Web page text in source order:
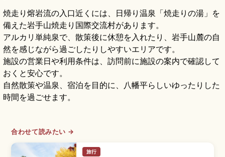
焼走り熔岩流の入口近くには、日帰り温泉「焼走りの湯」を
備えた岩手山焼走り国際交流村があります。
アルカリ単純泉で、散策後に休憩を入れたり、岩手山麓の自
然を感じながら過ごしたりしやすいエリアです。
施設の営業日や利用条件は、訪問前に施設の案内で確認して
おくと安心です。
自然散策や温泉、宿泊を目的に、八幡平らしいゆったりした
時間を過ごせます。
合わせて読みたい →
旅行